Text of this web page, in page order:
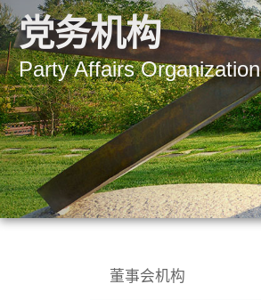
党务机构
Party Affairs Organization
董事会机构